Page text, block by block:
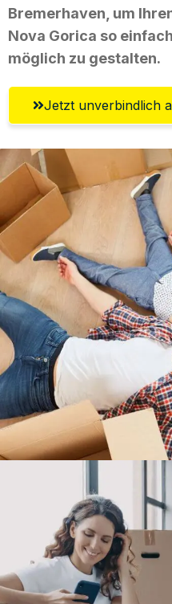
Bremerhaven, um
Nova Gorica so
möglich zu gestalten.
Jetzt unverbindlich